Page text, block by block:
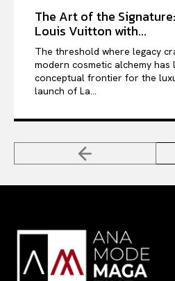
The Art of the
Louis Vuitton with...
The threshold where legacy
modern cosmetic alchemy has
conceptual frontier for the
launch of La...